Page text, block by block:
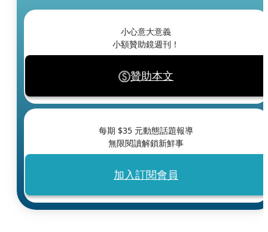
小心意大意義
小額贊助鏡週刊！
贊助本文
每期 $35 元動態話題報導
無限閱讀解鎖新鮮事
加入訂閱會員